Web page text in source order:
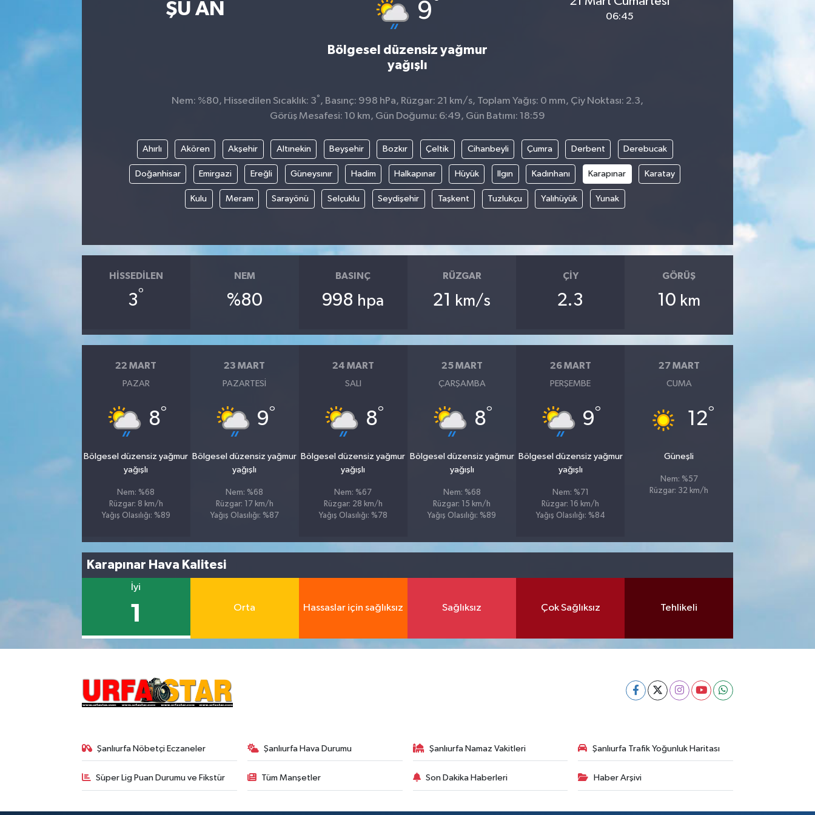
ŞU AN 9
Bölgesel düzensiz yağmur
yağışlı
06:45
Nem: %80, Hissedilen Sıcaklık: 3° , Basınç: 998 hPa, Rüzgar: 21 km/s, Toplam Yağış: 0 mm, Çiy Noktası: 2.3,
Görüş Mesafesi: 10 km, Gün Doğumu: 6:49, Gün Batımı: 18:59
Ahırlı Akören Akşehir Altınekin Beyşehir Bozkır Çeltik Cihanbeyli Çumra Derbent Derebucak
Doğanhisar Emirgazi Ereğli Güneysınır Hadim Halkapınar Hüyük Ilgın Kadınhanı Karapınar Karatay
Kulu Meram Sarayönü Selçuklu Seydişehir Taşkent Tuzlukçu Yalıhüyük Yunak
HISSEDILEN
3°
NEM
%80
BASINÇ
998 hpa
RÜZGAR
21 km/s
ÇIY
2.3
GÖRÜŞ
10 km
22 MART
PAZAR
8°
Bölgesel düzensiz yağmur
yağışlı
Nem: %68
Rüzgar: 8 km/h
Yağış Olasılığı: %89
23 MART
PAZARTESI
9°
Bölgesel düzensiz yağmur
yağışlı
Nem: %68
Rüzgar: 17 km/h
Yağış Olasılığı: %87
24 MART
SALI
8°
Bölgesel düzensiz yağmur
yağışlı
Nem: %67
Rüzgar: 28 km/h
Yağış Olasılığı: %78
25 MART
ÇARŞAMBA
8°
Bölgesel düzensiz yağmur
yağışlı
Nem: %68
Rüzgar: 15 km/h
Yağış Olasılığı: %89
26 MART
PERŞEMBE
9°
Bölgesel düzensiz yağmur
yağışlı
Nem: %71
Rüzgar: 16 km/h
Yağış Olasılığı: %84
27 MART
CUMA
12°
Güneşli
Nem: %57
Rüzgar: 32 km/h
Karapınar Hava Kalitesi
İyi
1 Orta Hassaslar için sağlıksız Sağlıksız Çok Sağlıksız Tehlikeli
Şanlıurfa Nöbetçi Eczaneler Şanlıurfa Hava Durumu Şanlıurfa Namaz Vakitleri Şanlıurfa Trafik Yoğunluk Haritası
Süper Lig Puan Durumu ve Fikstür Tüm Manşetler Son Dakika Haberleri Haber Arşivi